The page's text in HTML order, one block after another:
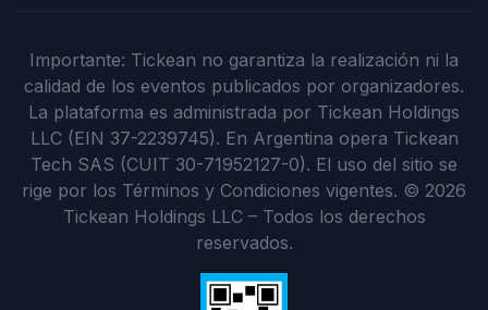
Importante: Tickean no garantiza la realización ni la
calidad de los eventos publicados por organizadores.
La plataforma es administrada por Tickean Holdings
LLC (EIN 37-2239745). En Argentina opera Tickean
Tech SAS (CUIT 30-71952127-0). El uso del sitio se
rige por los Términos y Condiciones vigentes. © 2026
Tickean Holdings LLC – Todos los derechos
reservados.